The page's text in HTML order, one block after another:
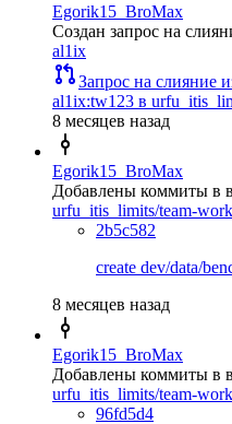
Egorik15_BroMax
Создан запрос на
al1ix
Запрос на слияние
al1ix:tw123 в
8 месяцев назад
Egorik15_BroMax
Добавлены коммиты в
urfu_itis_limits/team-
2b5c582
create dev/data/
8 месяцев назад
Egorik15_BroMax
Добавлены коммиты в
urfu_itis_limits/team-
96fd5d4